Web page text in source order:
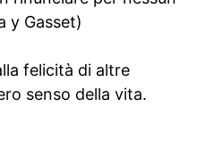
y Gasset)
felicità di altre
senso della vita.